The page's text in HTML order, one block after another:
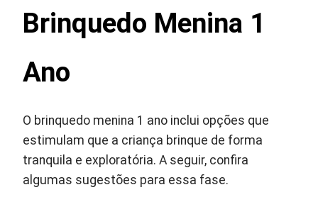
Brinquedo Menina 1
Ano
O brinquedo menina 1 ano inclui opções que
estimulam que a criança brinque de forma
tranquila e exploratória. A seguir, confira
algumas sugestões para essa fase.